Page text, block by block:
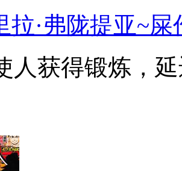
拉·弗陇提亚~
人获得锻炼，